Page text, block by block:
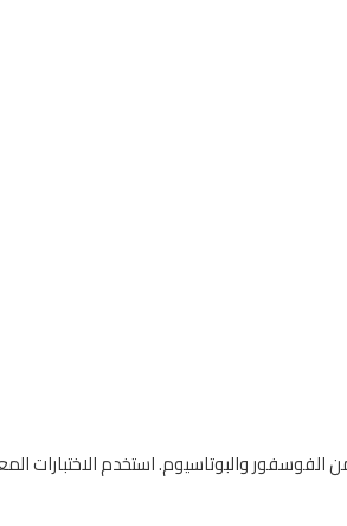
والبوتاسيوم. استخدم الاختبارات